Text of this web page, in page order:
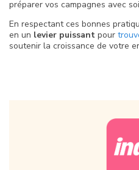
préparer vos campagnes avec
En respectant ces bonnes
en un levier puissant pour
soutenir la croissance de votre